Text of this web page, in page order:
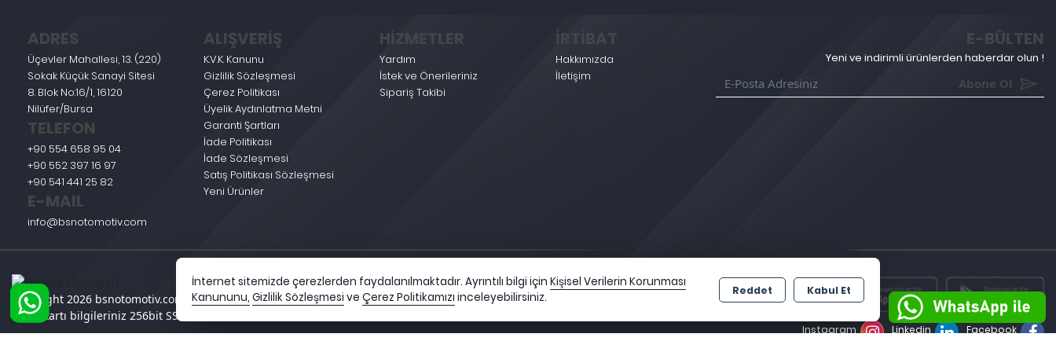
ADRES
Üçevler Mahallesi, 13. (220)
Sokak Küçük Sanayi Sitesi
8. Blok No:16/1, 16120
Nilüfer/Bursa
TELEFON
+90 554 658 95 04
+90 552 397 16 97
+90 541 441 25 82
E-MAIL
info@bsnotomotiv.com
ALIŞVERİŞ
K.V.K. Kanunu
Gizlilik Sözleşmesi
Çerez Politikası
Üyelik Aydınlatma Metni
Garanti Şartları
İade Politikası
İade Sözleşmesi
Satış Politikası Sözleşmesi
Yeni Ürünler
HİZMETLER
Yardım
İstek ve Önerileriniz
Sipariş Takibi
İRTİBAT
Hakkımızda
İletişim
E-BÜLTEN
Yeni ve indirimli ürünlerden haberdar olun !
Abone Ol
Copyright 2026 bsnotomotiv.com - Tüm hakları saklıdır.
Kredi kartı bilgileriniz 256bit SSL sertifikası ile korunmaktadır.
Facebook
Linkedin
Instagram
İnternet sitemizde çerezlerden faydalanılmaktadır. Ayrıntılı bilgi için Kişisel Verilerin Korunması
Kanununu, Gizlilik Sözleşmesi ve Çerez Politikamızı inceleyebilirsiniz. Reddet Kabul Et